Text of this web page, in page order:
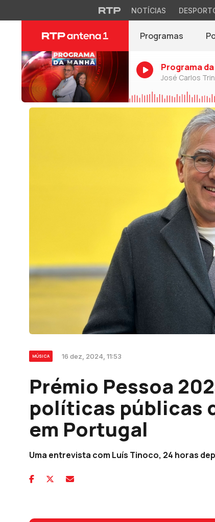
NOTÍCIAS
Programas
Programa
José Carlos
MÚSICA 16 dez, 2024, 11:53
Prémio Pessoa
políticas públicas
em Portugal
Uma entrevista com Luís Tinoco, 24 horas